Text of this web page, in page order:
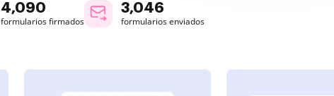
4,090
formularios firmados
3,046
formularios enviados